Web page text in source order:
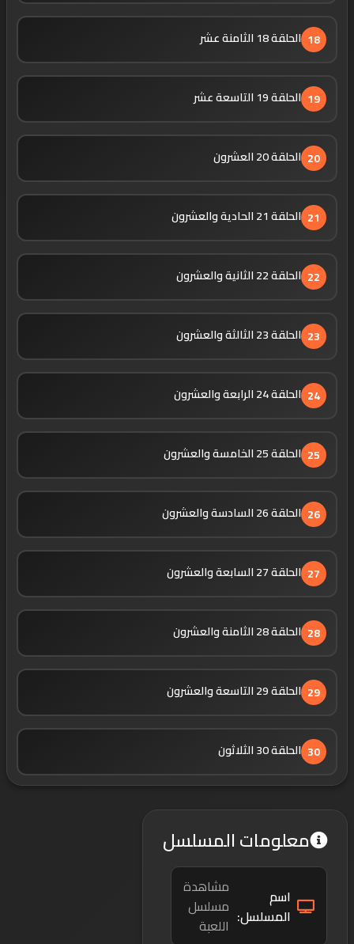
18 الحلقة 18 الثامنة عشر
19 الحلقة 19 التاسعة عشر
20 الحلقة 20 العشرون
21 الحلقة 21 الحادية والعشرون
22 الحلقة 22 الثانية والعشرون
23 الحلقة 23 الثالثة والعشرون
24 الحلقة 24 الرابعة والعشرون
25 الحلقة 25 الخامسة والعشرون
26 الحلقة 26 السادسة والعشرون
27 الحلقة 27 السابعة والعشرون
28 الحلقة 28 الثامنة والعشرون
29 الحلقة 29 التاسعة والعشرون
30 الحلقة 30 الثلاثون
معلومات المسلسل
اسم
المسلسل:
مشاهدة
مسلسل
اللعبة